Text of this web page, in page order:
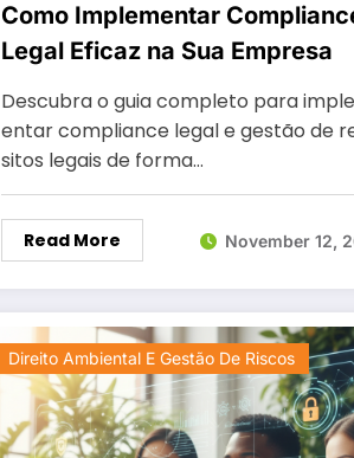
Como Implementar
Legal Eficaz na Sua Empresa
Descubra o guia completo para
entar compliance legal e gestão de
sitos legais de forma…
Read More November 12,
Direito Ambiental E Gestão De Riscos